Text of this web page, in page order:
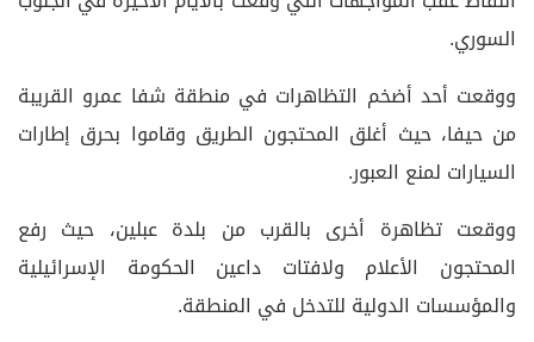
السوري.
ووقعت أحد أضخم التظاهرات في منطقة شفا عمرو القريبة
من حيفا، حيث أغلق المحتجون الطريق وقاموا بحرق إطارات
السيارات لمنع العبور.
ووقعت تظاهرة أخرى بالقرب من بلدة عبلين، حيث رفع
المحتجون الأعلام ولافتات داعين الحكومة الإسرائيلية
والمؤسسات الدولية للتدخل في المنطقة.